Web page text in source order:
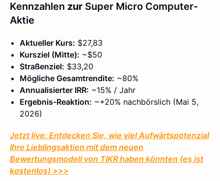
Kennzahlen zur Super Micro Computer-
Aktie
Aktueller Kurs: $27,83
Kursziel (Mitte): ~$50
Straßenziel: $33,20
Mögliche Gesamtrendite: ~80%
Annualisierter IRR: ~15% / Jahr
Ergebnis-Reaktion: ~+20% nachbörslich (Mai 5,
2026)
Jetzt live: Entdecken Sie, wie viel Aufwärtspotenzial
Ihre Lieblingsaktien mit dem neuen
Bewertungsmodell von TIKR haben könnten (es ist
kostenlos) >>>